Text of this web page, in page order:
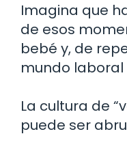
Imagina que
de esos
bebé y, de
mundo
La cultura de
puede ser